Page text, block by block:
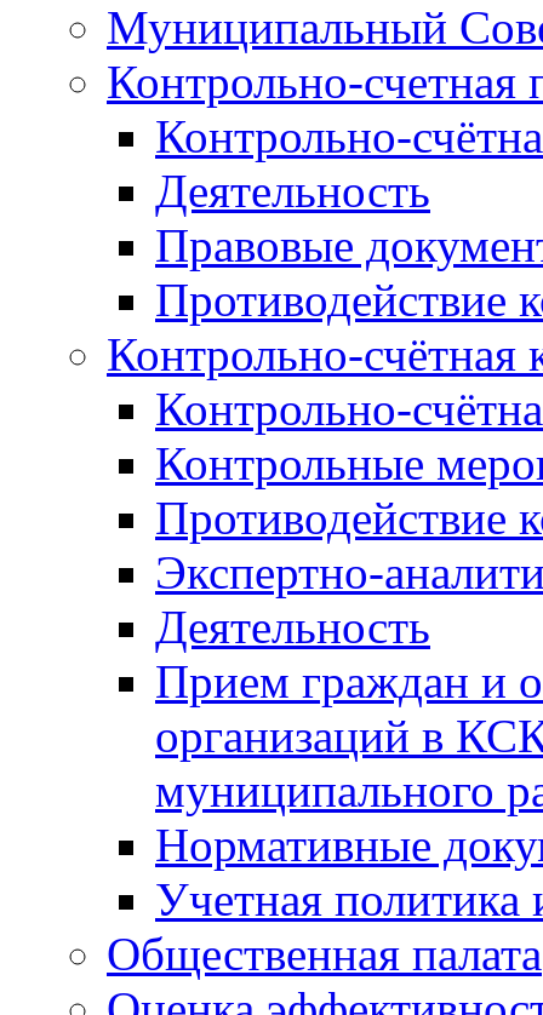
Муниципальный
Контрольно-счетная
Контрольно-
Деятельность
Правовые
Противодействие
Контрольно-счётная
Контрольно-
Контрольные
Противодействие
Экспертно-
Деятельность
Прием граждан и
организаций в
муниципального
Нормативные
Учетная политика
Общественная палата